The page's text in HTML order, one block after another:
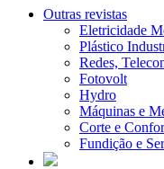
Outras revistas
Eletricidade
Plástico
Redes,
Fotovolt
Hydro
Máquinas e
Corte e
Fundição e